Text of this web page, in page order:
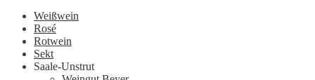
Weißwein
Rosé
Rotwein
Sekt
Saale-Unstrut